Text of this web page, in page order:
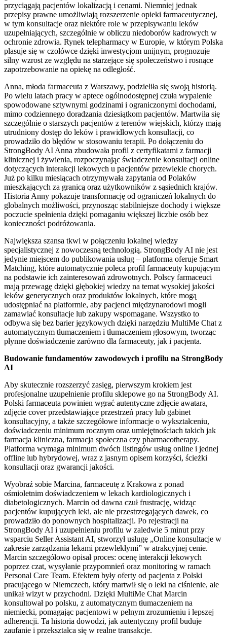
przyciągają pacjentów lokalizacją i cenami. Niemniej jednak
przepisy prawne umożliwiają rozszerzenie opieki farmaceutycznej,
w tym konsultacje oraz niektóre role w przepisywaniu leków
uzupełniających, szczególnie w obliczu niedoborów kadrowych w
ochronie zdrowia. Rynek telepharmacy w Europie, w którym Polska
plasuje się w czołówce dzięki inwestycjom unijnym, prognozuje
silny wzrost ze względu na starzejące się społeczeństwo i rosnące
zapotrzebowanie na opiekę na odległość.
Anna, młoda farmaceuta z Warszawy, podzieliła się swoją historią.
Po wielu latach pracy w aptece ogólnodostępnej czuła wypalenie
spowodowane sztywnymi godzinami i ograniczonymi dochodami,
mimo codziennego doradzania dziesiątkom pacjentów. Martwiła się
szczególnie o starszych pacjentów z terenów wiejskich, którzy mają
utrudniony dostęp do leków i prawidłowych konsultacji, co
prowadziło do błędów w stosowaniu terapii. Po dołączeniu do
StrongBody AI Anna zbudowała profil z certyfikatami z farmacji
klinicznej i żywienia, rozpoczynając świadczenie konsultacji online
dotyczących interakcji lekowych u pacjentów przewlekle chorych.
Już po kilku miesiącach otrzymywała zapytania od Polaków
mieszkających za granicą oraz użytkowników z sąsiednich krajów.
Historia Anny pokazuje transformację od ograniczeń lokalnych do
globalnych możliwości, przynosząc stabilniejsze dochody i większe
poczucie spełnienia dzięki pomaganiu większej liczbie osób bez
konieczności podróżowania.
Największa szansa tkwi w połączeniu lokalnej wiedzy
specjalistycznej z nowoczesną technologią. StrongBody AI nie jest
jedynie miejscem do publikowania usług – platforma oferuje Smart
Matching, które automatycznie poleca profil farmaceuty kupującym
na podstawie ich zainteresowań zdrowotnych. Polscy farmaceuci
mają przewagę dzięki głębokiej wiedzy na temat wysokiej jakości
leków generycznych oraz produktów lokalnych, które mogą
udostępniać na platformie, aby pacjenci międzynarodowi mogli
zamawiać konsultacje lub zakupy wspomagane. Wszystko to
odbywa się bez barier językowych dzięki narzędziu MultiMe Chat z
automatycznym tłumaczeniem i tłumaczeniem głosowym, tworząc
płynne doświadczenie zarówno dla farmaceuty, jak i pacjenta.
Budowanie fundamentów zawodowych i profilu na StrongBody
AI
Aby skutecznie rozszerzyć zasięg, pierwszym krokiem jest
profesjonalne uzupełnienie profilu sklepowe go na StrongBody AI.
Polski farmaceuta powinien wgrać autentyczne zdjęcie awatara,
zdjęcie cover przedstawiające przestrzeń pracy lub gabinet
konsultacyjny, a także szczegółowe informacje o wykształceniu,
doświadczeniu minimum rocznym oraz umiejętnościach takich jak
farmacja kliniczna, farmacja społeczna czy pharmacotherapy.
Platforma wymaga minimum dwóch listingów usług online i jednej
offline lub hybrydowej, wraz z jasnym opisem korzyści, ścieżki
konsultacji oraz gwarancji jakości.
Wyobraź sobie Marcina, farmaceutę z Krakowa z ponad
ośmioletnim doświadczeniem w lekach kardiologicznych i
diabetologicznych. Marcin od dawna czuł frustrację, widząc
pacjentów kupujących leki, ale nie przestrzegających dawek, co
prowadziło do ponownych hospitalizacji. Po rejestracji na
StrongBody AI i uzupełnieniu profilu w zaledwie 5 minut przy
wsparciu Seller Assistant AI, stworzył usługę „Online konsultacje w
zakresie zarządzania lekami przewlekłymi” w atrakcyjnej cenie.
Marcin szczegółowo opisał proces: ocenę interakcji lekowych
poprzez czat, wysyłanie przypomnień oraz monitoring w ramach
Personal Care Team. Efektem były oferty od pacjenta z Polski
pracującego w Niemczech, który martwił się o leki na ciśnienie, ale
unikał wizyt w przychodni. Dzięki MultiMe Chat Marcin
konsultował po polsku, z automatycznym tłumaczeniem na
niemiecki, pomagając pacjentowi w pełnym zrozumieniu i lepszej
adherencji. Ta historia dowodzi, jak autentyczny profil buduje
zaufanie i przekształca się w realne transakcje.